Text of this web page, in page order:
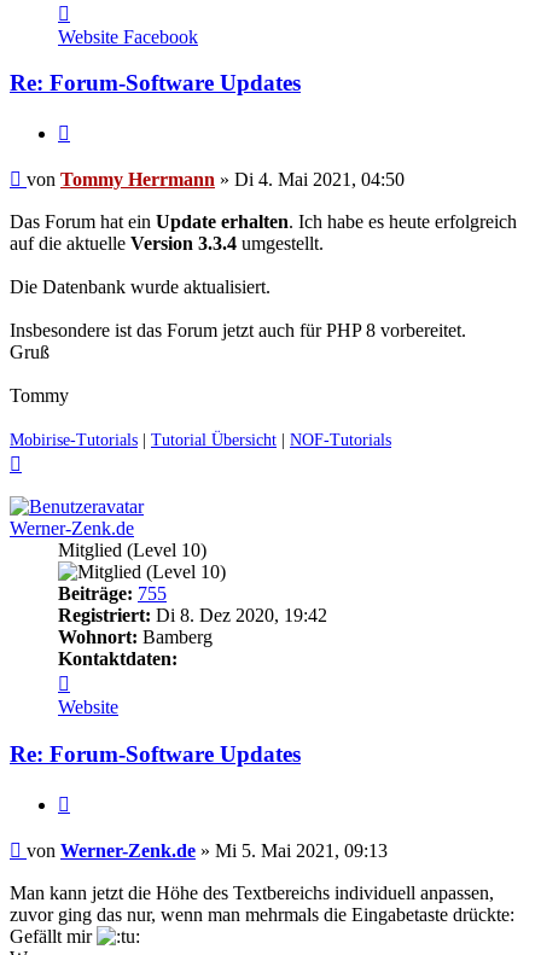
von
Tommy
Herrmann
Website Facebook
Re: Forum-Software Updates
Ungelesener
von Tommy Herrmann » Di 4. Mai 2021, 04:50
Das Forum hat ein Update erhalten. Ich habe es heute erfolgreich
auf die aktuelle Version 3.3.4 umgestellt.
Die Datenbank wurde aktualisiert.
Insbesondere ist das Forum jetzt auch für PHP 8 vorbereitet.
Gruß
Tommy
Mobirise-Tutorials Tutorial Übersicht NOF-Tutorials
Werner-Zenk.de
Mitglied (Level 10)
Beiträge: 755
Registriert: Di 8. Dez 2020, 19:42
Wohnort: Bamberg
Kontaktdaten:
von
Werner-
Zenk.de
Website
Re: Forum-Software Updates
Ungelesener
von Werner-Zenk.de » Mi 5. Mai 2021, 09:13
Man kann jetzt die Höhe des Textbereichs individuell anpassen,
zuvor ging das nur, wenn man mehrmals die Eingabetaste drückte:
Gefällt mir